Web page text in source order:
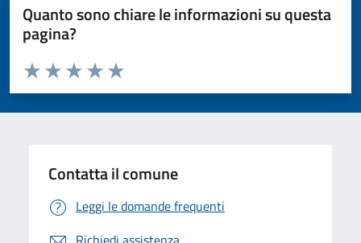
Quanto sono chiare le informazioni su questa
pagina?
Valuta da 1 a 5 stelle la pagina
Valuta 5 stelle su 5
Valuta 4 stelle su 5
Valuta 3 stelle su 5
Valuta 2 stelle su 5
Valuta 1 stelle su 5
Contatta il comune
Leggi le domande frequenti